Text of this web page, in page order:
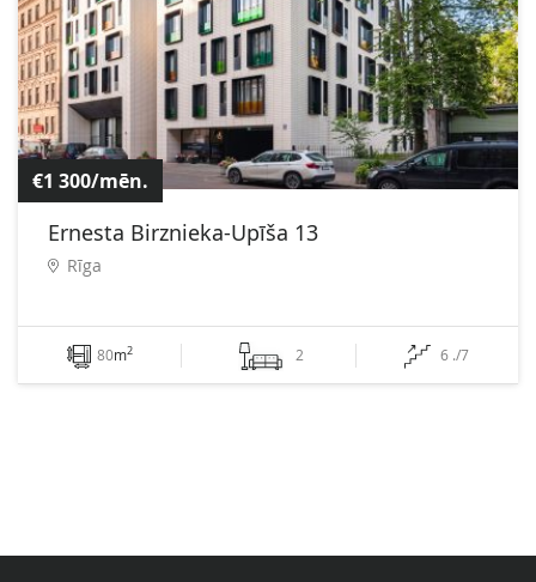
€1 300/mēn.
Ernesta Birznieka-Upīša 13
Rīga
80m2 2 6 ./7